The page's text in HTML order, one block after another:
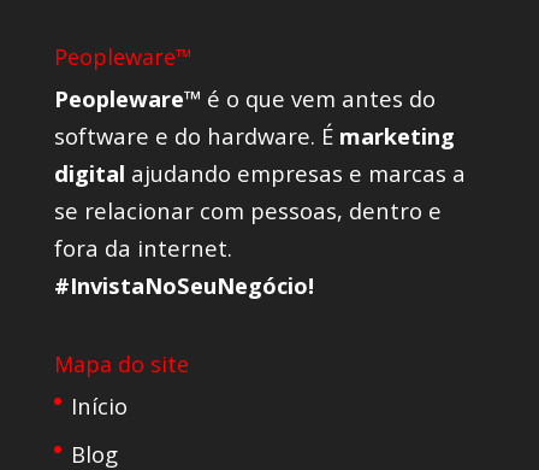
Peopleware™
Peopleware™ é o que vem antes do
software e do hardware. É marketing
digital ajudando empresas e marcas a
se relacionar com pessoas, dentro e
fora da internet.
#InvistaNoSeuNegócio!
Mapa do site
Início
Blog